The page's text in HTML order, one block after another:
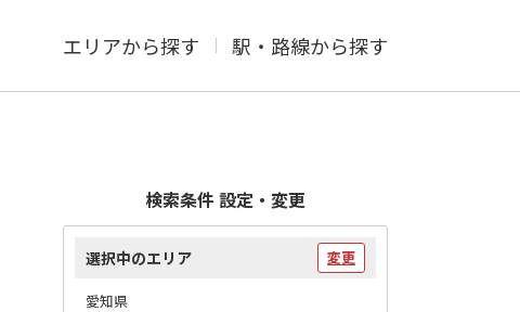
エリアから探す 駅・路線から探す
検索条件 設定・変更
選択中のエリア 変更
愛知県